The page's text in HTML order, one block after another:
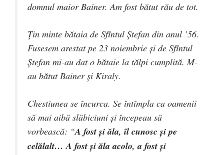
domnul maior Bainer. Am fost bătut rău de tot.
Ţin minte bătaia de Sfîntul Ştefan din anul ’56.
Fusesem arestat pe 23 noiembrie şi de Sfîntul
Ştefan mi-au dat o bătaie la tălpi cumplită. M-
au bătut Bainer şi Kiraly.
Chestiunea se încurca. Se întîmpla ca oamenii
să mai aibă slăbiciuni şi începeau să
vorbească: “A fost şi ăla, îl cunosc şi pe
celălalt… A fost şi ăla acolo, a fost şi